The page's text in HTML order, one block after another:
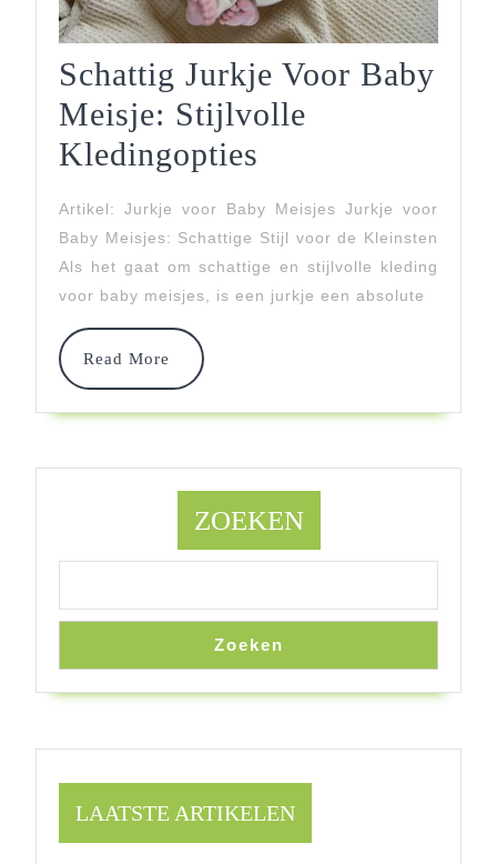
Schattig Jurkje Voor Baby
Meisje: Stijlvolle
Kledingopties
Voor
Baby
Meisje:
Artikel: Jurkje voor Baby Meisjes Jurkje voor
Baby Meisjes: Schattige Stijl voor de Kleinsten
Als het gaat om schattige en stijlvolle kleding
voor baby meisjes, is een jurkje een absolute
Read More
Read
More
ZOEKEN
Zoeken
LAATSTE ARTIKELEN